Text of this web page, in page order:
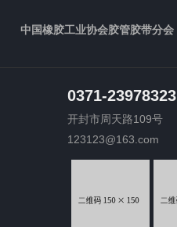
中国橡胶工业协会胶管胶带分会
0371-23978323
开封市周天路109号
123123@163.com